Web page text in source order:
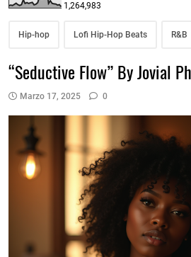
1,264,983
Hip-hop Lofi Hip-Hop Beats R&B
“Seductive Flow” By Jovial
Marzo 17, 2025 0